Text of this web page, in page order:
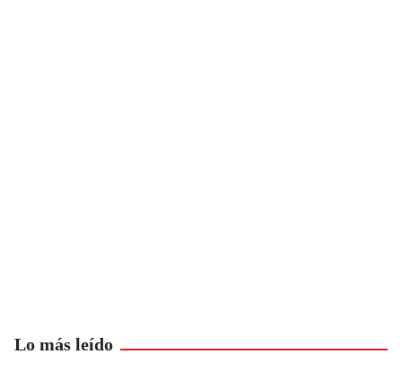
Lo más leído